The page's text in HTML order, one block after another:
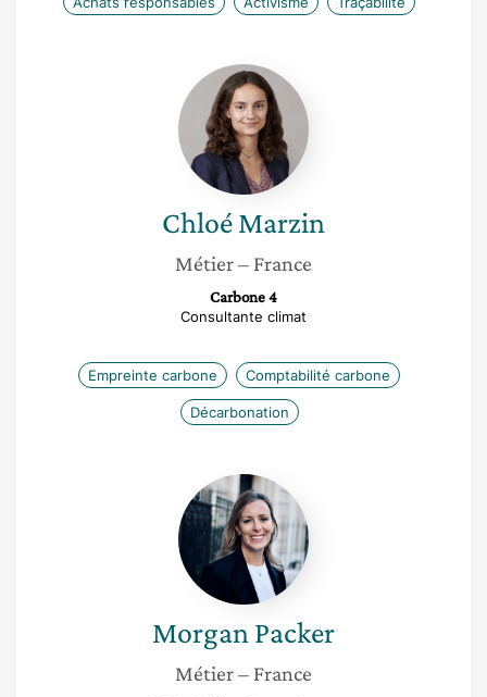
Chloé
Marzin
ChloéMarzin
Métier– France
Carbone 4
Consultante climat
Empreinte carbone Comptabilité carbone
Décarbonation
Morgan
Packer
Morgan Packer
Métier– France